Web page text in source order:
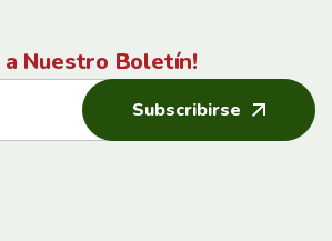
a Nuestro Boletín!
Subscribirse